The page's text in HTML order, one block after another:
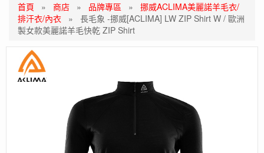
首頁 » 商店 » 品牌專區 » 挪威ACLIMA美麗諾羊毛衣/
排汗衣/內衣 » 長毛象 -挪威[ACLIMA] LW ZIP Shirt W / 歐洲
製女款美麗諾羊毛快乾 ZIP Shirt